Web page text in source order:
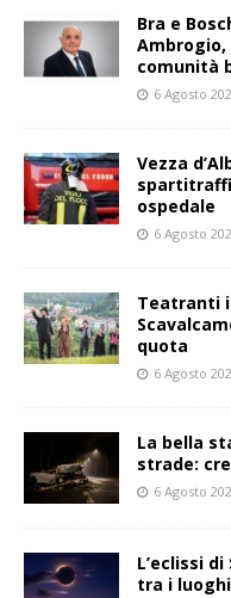
Bra e
comunità
6 Agosto
Vezza
ospedale
6 Agosto
Teatranti
quota
6 Agosto
La bella
strade:
6 Agosto
L’eclissi
tra i